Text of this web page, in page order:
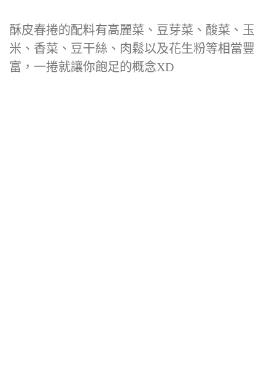
酥皮春捲的配料有高麗菜、豆芽菜、酸菜、玉
米、香菜、豆干絲、肉鬆以及花生粉等相當豐
富，一捲就讓你飽足的概念XD